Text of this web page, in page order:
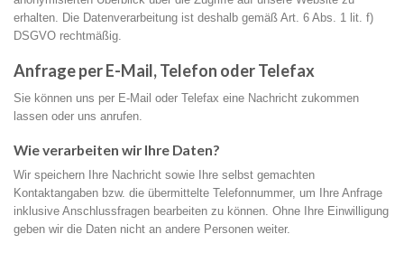
erhalten. Die Datenverarbeitung ist deshalb gemäß Art. 6 Abs. 1 lit. f)
DSGVO rechtmäßig.
Anfrage per E-Mail, Telefon oder Telefax
Sie können uns per E-Mail oder Telefax eine Nachricht zukommen
lassen oder uns anrufen.
Wie verarbeiten wir Ihre Daten?
Wir speichern Ihre Nachricht sowie Ihre selbst gemachten
Kontaktangaben bzw. die übermittelte Telefonnummer, um Ihre Anfrage
inklusive Anschlussfragen bearbeiten zu können. Ohne Ihre Einwilligung
geben wir die Daten nicht an andere Personen weiter.